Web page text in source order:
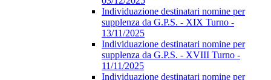
Individuazione destinatari nomine per
supplenza da G.P.S. - XIX Turno -
13/11/2025
Individuazione destinatari nomine per
supplenza da G.P.S. - XVIII Turno -
11/11/2025
Individuazione destinatari nomine per